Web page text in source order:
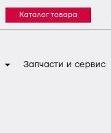
Каталог товара
Запчасти и сервис